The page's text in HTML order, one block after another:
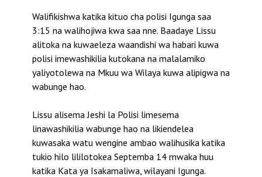
Walifikishwa katika kituo cha polisi Igunga saa
3:15 na walihojiwa kwa saa nne. Baadaye Lissu
alitoka na kuwaeleza waandishi wa habari kuwa
polisi imewashikilia kutokana na malalamiko
yaliyotolewa na Mkuu wa Wilaya kuwa alipigwa na
wabunge hao.
Lissu alisema Jeshi la Polisi limesema
linawashikilia wabunge hao na likiendelea
kuwasaka watu wengine ambao walihusika katika
tukio hilo lililotokea Septemba 14 mwaka huu
katika Kata ya Isakamaliwa, wilayani Igunga.